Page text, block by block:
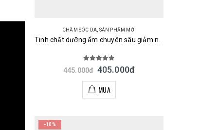
CHĂM SÓC DA, SẢN PHẨM MỚI
Tinh chất dưỡng ẩm chuyên sâu giảm nếp nhăn ngăn chảy xệ Meishoku Harinista Delivery Essence 30ml Nhật
out of 5
445.000đ 405.000đ
MUA
-10%